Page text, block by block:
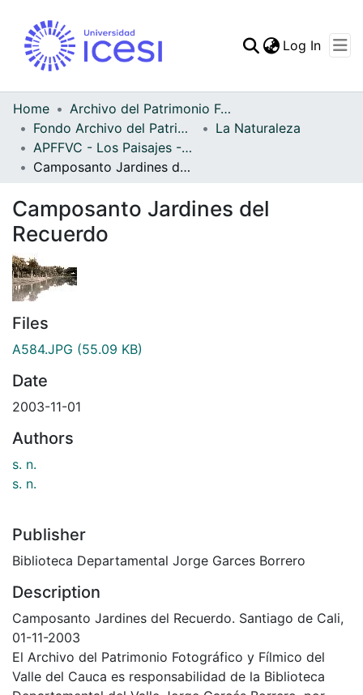
Statistics
Log In
Home
Archivo del Patrimonio Fotográfico y Fílmico del Valle del Cauca
Fondo Archivo del Patrimonio Fotográfico y Fílmico del Valle del Cauca
La Naturaleza
APFFVC - Los Paisajes - Patrimonial
Camposanto Jardines del Recuerdo
Camposanto Jardines del
Recuerdo
Files
A584.JPG (55.09 KB)
Date
2003-11-01
Authors
s. n.
s. n.
Publisher
Biblioteca Departamental Jorge Garces Borrero
Description
Camposanto Jardines del Recuerdo. Santiago de Cali,
01-11-2003
El Archivo del Patrimonio Fotográfico y Fílmico del
Valle del Cauca es responsabilidad de la Biblioteca